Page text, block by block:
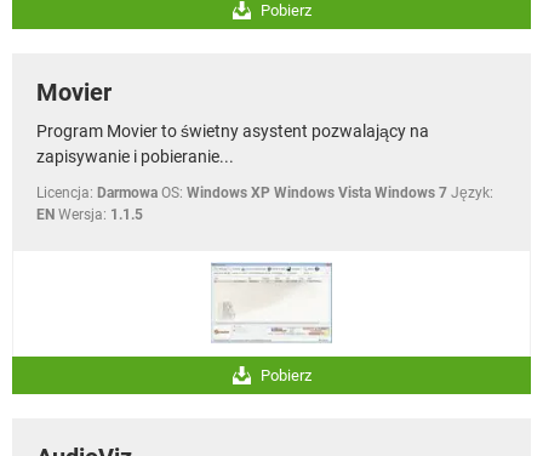
Pobierz
Movier
Program Movier to świetny asystent pozwalający na
zapisywanie i pobieranie...
Licencja: Darmowa OS: Windows XP Windows Vista Windows 7 Język:
EN Wersja: 1.1.5
Pobierz